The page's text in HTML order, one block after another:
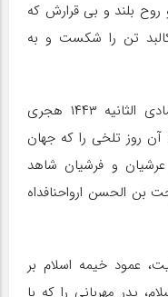
و روح بلند و بی قرارش که
تن را شکست و به
آری! تقویم شیعه، بیست وهشتم جمادي الثانيه ١٤٤٣ هجری
روز تلخی را که جهان
و فرشیان شاهد
بن الحسن ارواحنافداه
عمود خیمه اسلام بر
پدر مهربانی را که با